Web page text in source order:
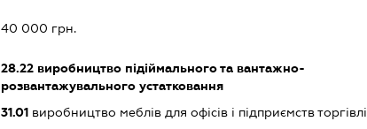
40 000 грн.
28.22виробництво підіймального та вантажно-
розвантажувального устатковання
31.01виробництво меблів для офісів і підприємств торгівлі